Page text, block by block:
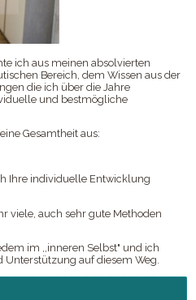
ich aus meinen absolvierten
Bereich, dem Wissen aus der
die ich über die Jahre
und bestmögliche
Gesamtheit aus:
Ihre individuelle Entwicklung
viele, auch sehr gute Methoden
im ,,inneren Selbst" und ich
auf diesem Weg.